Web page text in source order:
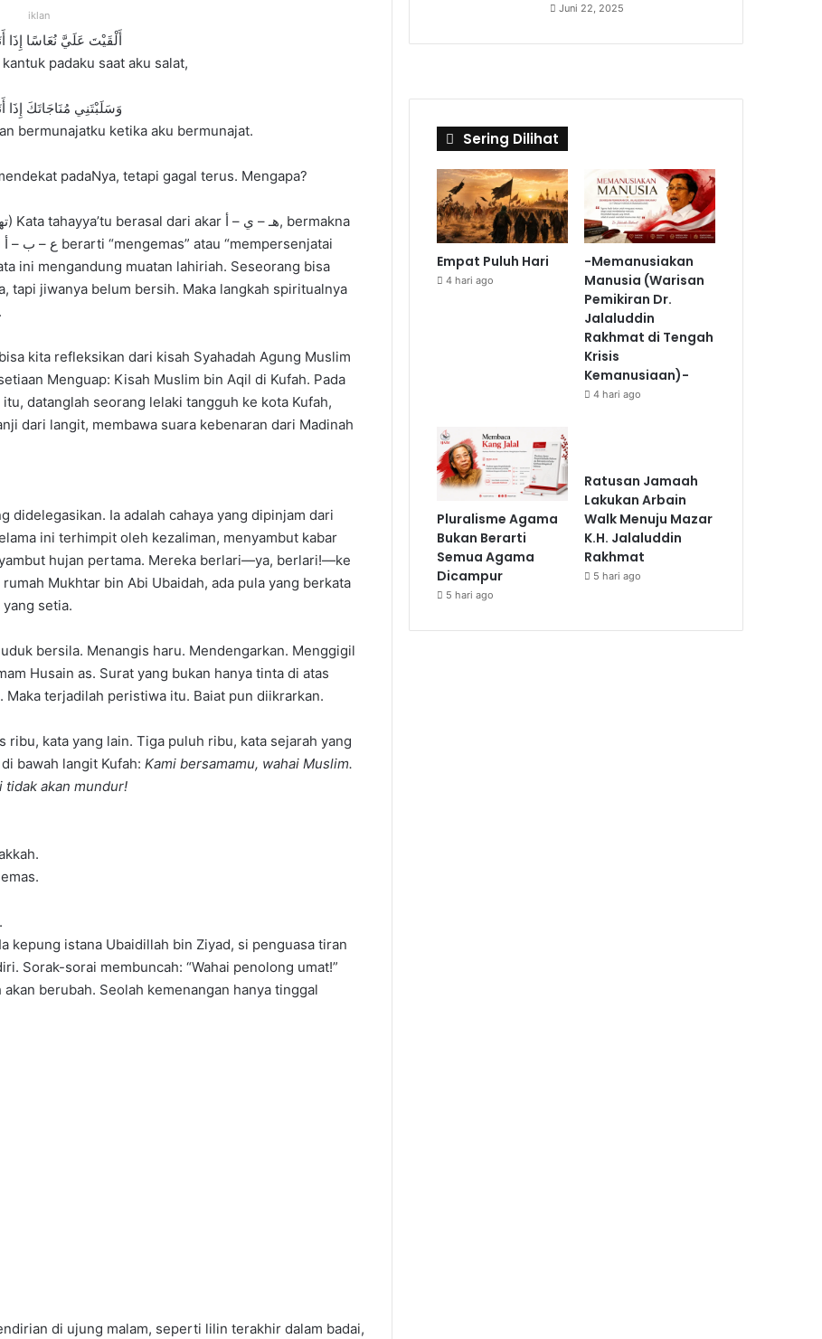
iklan
أَلْقَيْتَ عَلَيَّ نُعَاسًا إِذَا
padaku saat aku salat,
وَسَلَبْتَنِي مُنَاجَاتَكَ إِذَا
bermunajatku ketika aku bermunajat.
padaNya, tetapi gagal terus. Mengapa?
ini mengandung muatan lahiriah. Seseorang bisa
tapi jiwanya belum bersih. Maka langkah spiritualnya
kita refleksikan dari kisah Syahadah Agung Muslim
Menguap: Kisah Muslim bin Aqil di Kufah. Pada
datanglah seorang lelaki tangguh ke kota Kufah,
dari langit, membawa suara kebenaran dari Madinah
didelegasikan. Ia adalah cahaya yang dipinjam dari
ini terhimpit oleh kezaliman, menyambut kabar
hujan pertama. Mereka berlari—ya, berlari!—ke
Mukhtar bin Abi Ubaidah, ada pula yang berkata
setia.
bersila. Menangis haru. Mendengarkan. Menggigil
Husain as. Surat yang bukan hanya tinta di atas
terjadilah peristiwa itu. Baiat pun diikrarkan.
ribu, kata yang lain. Tiga puluh ribu, kata sejarah yang
bawah langit Kufah: Kami bersamamu, wahai Muslim.
tidak akan mundur!
kepung istana Ubaidillah bin Ziyad, si penguasa tiran
Sorak-sorai membuncah: “Wahai penolong umat!”
berubah. Seolah kemenangan hanya tinggal
di ujung malam, seperti lilin terakhir dalam badai,
Juni 22, 2025
Sering Dilihat
Empat Puluh Hari
4 hari ago
-Memanusiakan
Manusia (Warisan
Pemikiran Dr.
Jalaluddin
Rakhmat di Tengah
Krisis
Kemanusiaan)-
4 hari ago
Pluralisme Agama
Bukan Berarti
Semua Agama
Dicampur
5 hari ago
Ratusan Jamaah
Lakukan Arbain
Walk Menuju Mazar
K.H. Jalaluddin
Rakhmat
5 hari ago